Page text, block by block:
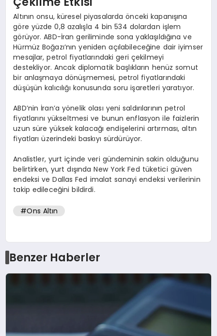
Altının onsu, küresel piyasalarda önceki kapanışına
göre yüzde 0,8 azalışla 4 bin 534 dolardan işlem
görüyor. ABD-İran geriliminde sona yaklaşıldığına ve
Hürmüz Boğazı’nın yeniden açılabileceğine dair iyimser
mesajlar, petrol fiyatlarındaki geri çekilmeyi
destekliyor. Ancak diplomatik başlıkların henüz somut
bir anlaşmaya dönüşmemesi, petrol fiyatlarındaki
düşüşün kalıcılığı konusunda soru işaretleri yaratıyor.
ABD’nin İran’a yönelik olası yeni saldırılarının petrol
fiyatlarını yükseltmesi ve bunun enflasyon ile faizlerin
uzun süre yüksek kalacağı endişelerini artırması, altın
fiyatları üzerindeki baskıyı sürdürüyor.
Analistler, yurt içinde veri gündeminin sakin olduğunu
belirtirken, yurt dışında New York Fed tüketici güven
endeksi ve Dallas Fed imalat sanayi endeksi verilerinin
takip edileceğini bildirdi.
#Ons Altın
Benzer Haberler